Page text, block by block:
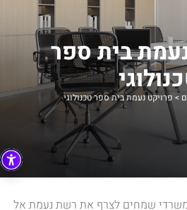
בית ספר
> פרויקט נעמת בית ספר טכנולוגי
משרדי שמחים לצרף את רשת נעמת אל